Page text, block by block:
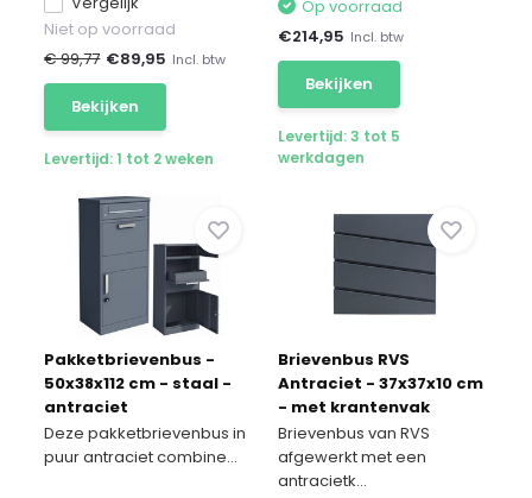
Niet op voorraad
€ 99,77 €89,95 Incl. btw
Bekijken
Levertijd: 1 tot 2 weken
Op voorraad
€214,95 Incl. btw
Bekijken
Levertijd: 3 tot 5
werkdagen
Pakketbrievenbus -
50x38x112 cm - staal -
antraciet
Deze pakketbrievenbus in
puur antraciet combine...
Brievenbus RVS
Antraciet - 37x37x10 cm
- met krantenvak
Brievenbus van RVS
afgewerkt met een
antracietk...